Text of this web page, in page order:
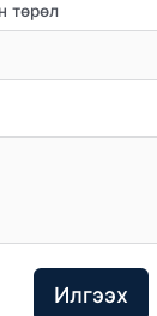
төрөл
Илгээх